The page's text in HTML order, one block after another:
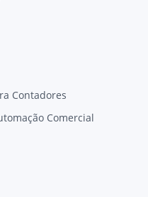
Contadores
Comercial